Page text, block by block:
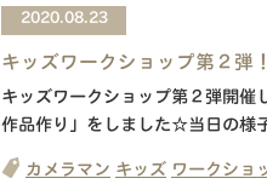
2020.08.23
キッズワークショップ第２弾
キッズワークショップ第２弾開催
作品作り」をしました☆当日の様
カメラマン キッズ ワークショ